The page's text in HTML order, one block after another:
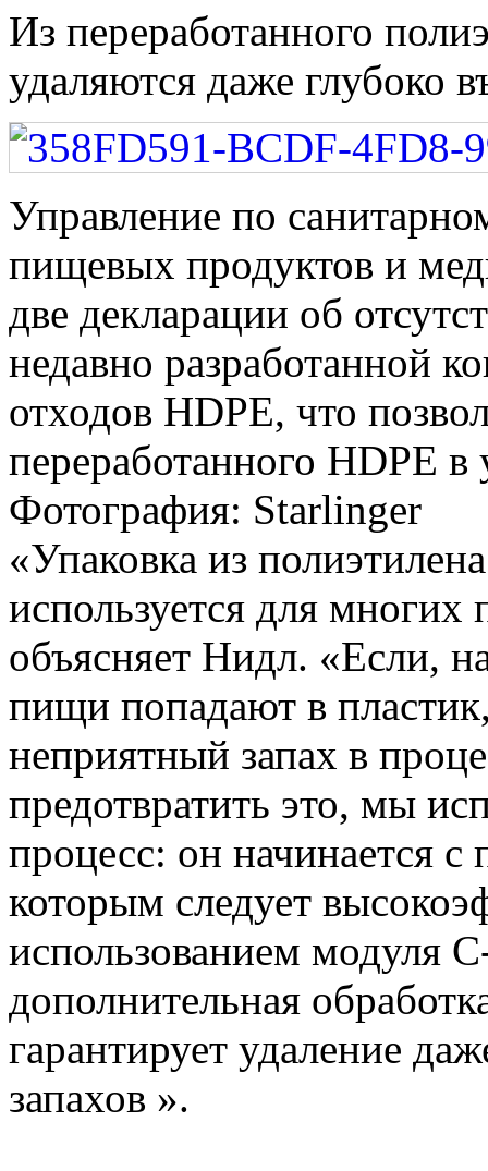
Из переработанного
удаляются даже глубоко
Управление по
пищевых продуктов и
две декларации об
недавно разработанной
отходов HDPE, что
переработанного HDPE
Фотография: Starlinger
«Упаковка из
используется для многих
объясняет Нидл. «Если,
пищи попадают в
неприятный запах в
предотвратить это, мы
процесс: он начинается с
которым следует
использованием модуля
дополнительная
гарантирует удаление
запахов ».